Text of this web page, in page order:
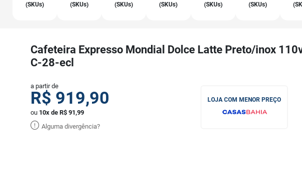
(SKUs)
(SKUs)
(SKUs)
(SKUs)
(SKUs)
(SKUs)
Cafeteira Expresso Mondial Dolce Latte Preto/inox
C-28-ecl
a partir de
R$ 919,90
ou 10x de R$ 91,99
Alguma divergência?
LOJA COM MENOR PREÇO